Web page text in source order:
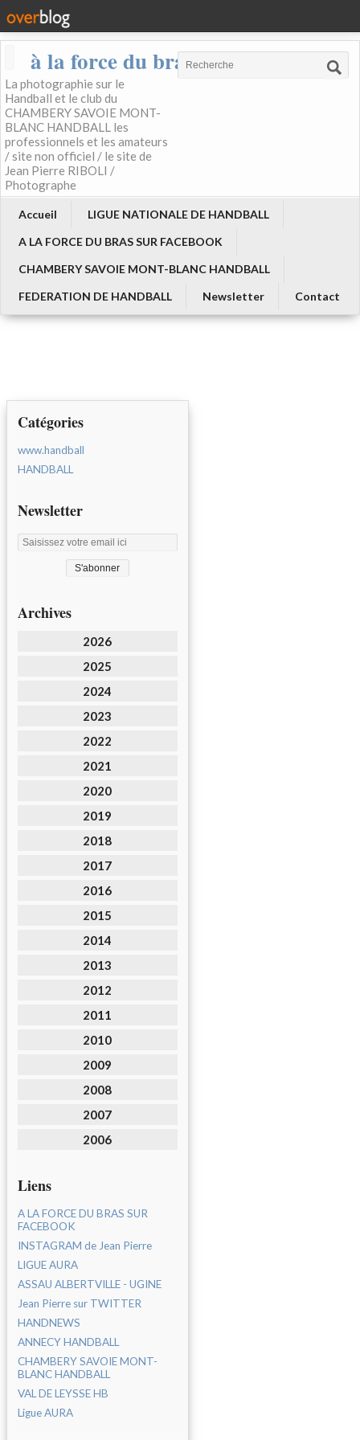
à la force du bras
La photographie sur le
Handball et le club du
CHAMBERY SAVOIE MONT-
BLANC HANDBALL les
professionnels et les amateurs
/ site non officiel / le site de
Jean Pierre RIBOLI /
Photographe
Accueil
LIGUE NATIONALE DE HANDBALL
A LA FORCE DU BRAS SUR FACEBOOK
CHAMBERY SAVOIE MONT-BLANC HANDBALL
FEDERATION DE HANDBALL
Newsletter Contact
Catégories
www.handball
HANDBALL
Newsletter
Archives
2026
2025
2024
2023
2022
2021
2020
2019
2018
2017
2016
2015
2014
2013
2012
2011
2010
2009
2008
2007
2006
Liens
A LA FORCE DU BRAS SUR
FACEBOOK
INSTAGRAM de Jean Pierre
LIGUE AURA
ASSAU ALBERTVILLE - UGINE
Jean Pierre sur TWITTER
HANDNEWS
ANNECY HANDBALL
CHAMBERY SAVOIE MONT-
BLANC HANDBALL
VAL DE LEYSSE HB
Ligue AURA